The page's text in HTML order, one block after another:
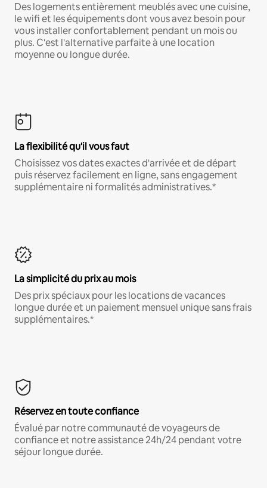
Des logements entièrement meublés avec une cuisine,
le wifi et les équipements dont vous avez besoin pour
vous installer confortablement pendant un mois ou
plus. C'est l'alternative parfaite à une location
moyenne ou longue durée.
La flexibilité qu'il vous faut
Choisissez vos dates exactes d'arrivée et de départ
puis réservez facilement en ligne, sans engagement
supplémentaire ni formalités administratives.*
La simplicité du prix au mois
Des prix spéciaux pour les locations de vacances
longue durée et un paiement mensuel unique sans frais
supplémentaires.*
Réservez en toute confiance
Évalué par notre communauté de voyageurs de
confiance et notre assistance 24h/24 pendant votre
séjour longue durée.